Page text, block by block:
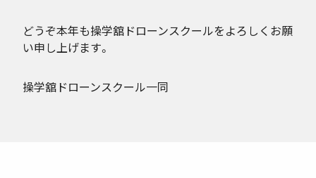
どうぞ本年も操学舘ドローンスクールをよろしくお願
い申し上げます。
操学舘ドローンスクール一同